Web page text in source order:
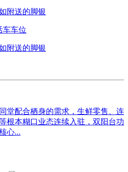
附送的脚银
车车位
附送的脚银
堂配合栖身的需求，生鲜零售、连
根本糊口业态连续入驻，双阳台功
心...